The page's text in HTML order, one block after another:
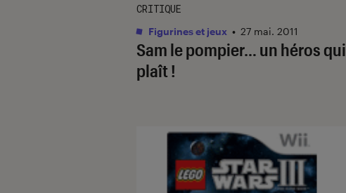
Sam le pompier… un héros qui
plaît !
CRITIQUE
Figurines et jeux • 27 mai. 2011